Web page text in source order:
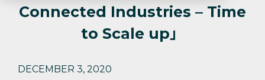
Connected Industries – Time
to Scale up」
DECEMBER 3, 2020